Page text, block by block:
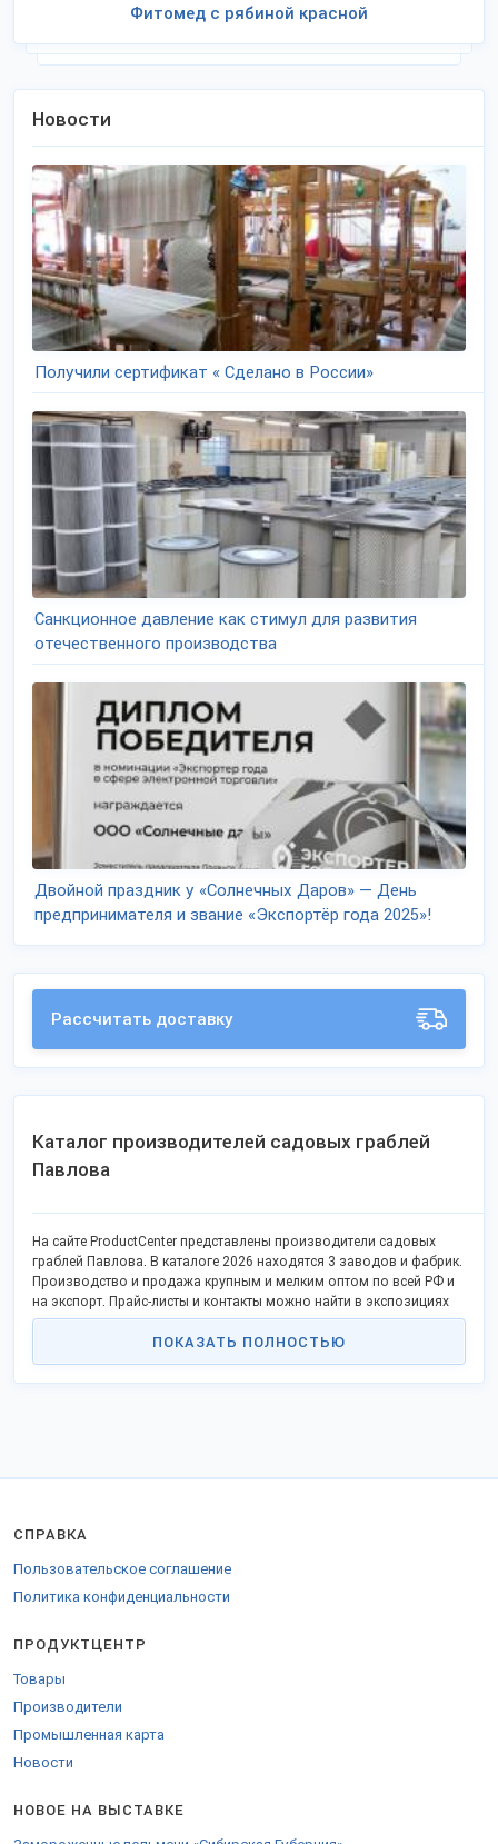
Фитомед с рябиной красной
Новости
Получили сертификат « Сделано в России»
Санкционное давление как стимул для развития
отечественного производства
Двойной праздник у «Солнечных Даров» — День
предпринимателя и звание «Экспортёр года 2025»!
Рассчитать доставку
Каталог производителей садовых граблей
Павлова
На сайте ProductCenter представлены производители садовых
граблей Павлова. В каталоге 2026 находятся 3 заводов и фабрик.
Производство и продажа крупным и мелким оптом по всей РФ и
на экспорт. Прайс-листы и контакты можно найти в экспозициях
компаний.
ПОКАЗАТЬ ПОЛНОСТЬЮ
СПРАВКА
Пользовательское соглашение
Политика конфиденциальности
ПРОДУКТЦЕНТР
Товары
Производители
Промышленная карта
Новости
НОВОЕ НА ВЫСТАВКЕ